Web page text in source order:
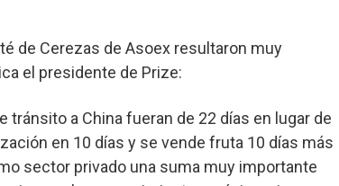
de Cerezas de Asoex resultaron muy
el presidente de Prize:
a China fueran de 22 días en lugar de
en 10 días y se vende fruta 10 días más
sector privado una suma muy importante